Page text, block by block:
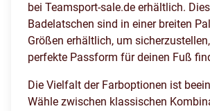
bei Teamsport-sale.de erhältlich.
Badelatschen sind in einer breiten
Größen erhältlich, um
perfekte Passform für deinen Fuß
Die Vielfalt der Farboptionen ist
Wähle zwischen klassischen